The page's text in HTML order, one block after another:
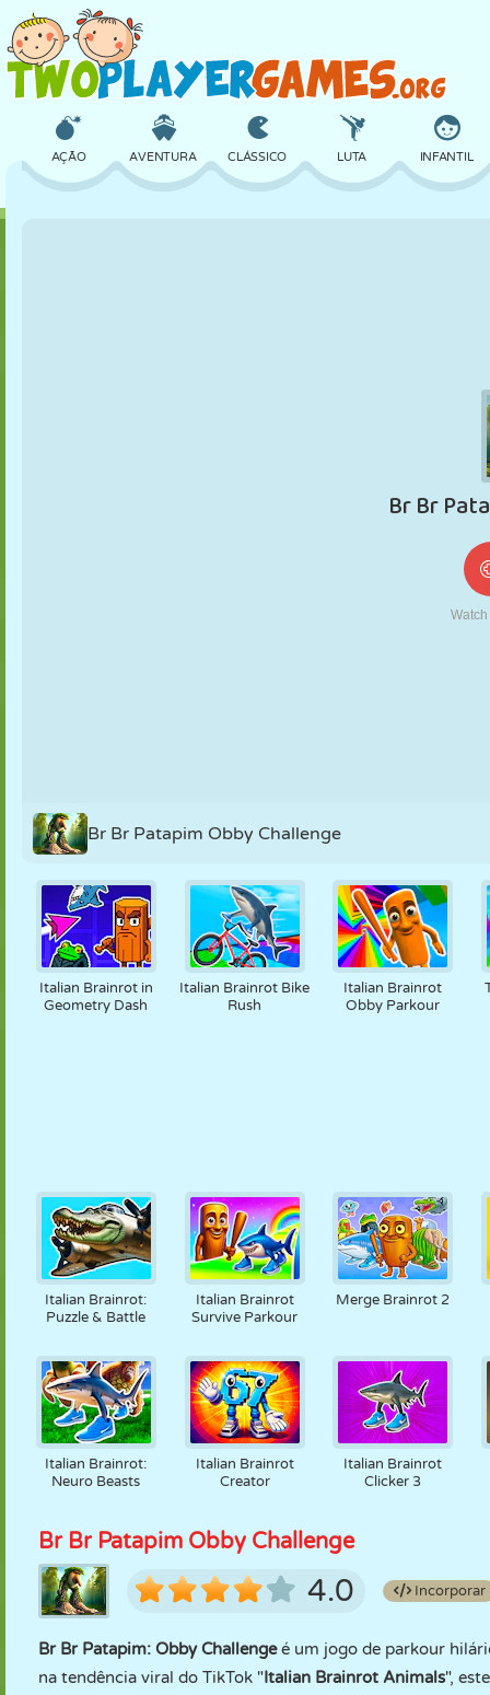
AÇÃO AVENTURA CLÁSSICO LUTA INFANTIL
ROBÔ
VELHA
Br Br Patapim Obby Challenge
Italian Brainrot in
Geometry Dash
Italian Brainrot Bike
Rush
Italian Brainrot
Obby Parkour
Italian Brainrot:
Puzzle & Battle
Italian Brainrot
Survive Parkour
Merge Brainrot 2
Italian Brainrot:
Neuro Beasts
Italian Brainrot
Creator
Italian Brainrot
Clicker 3
Br Br Patapim Obby Challenge
4.0 Incorporar
Br Br Patapim: Obby Challengeé um jogo de parkour
na tendência viral do TikTok "Italian Brainrot Animals",